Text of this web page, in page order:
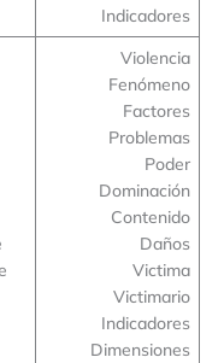
Indicadores
Violencia
Fenómeno
Factores
Problemas
Poder
Dominación
Contenido
Daños
Victima
Victimario
Indicadores
Dimensiones